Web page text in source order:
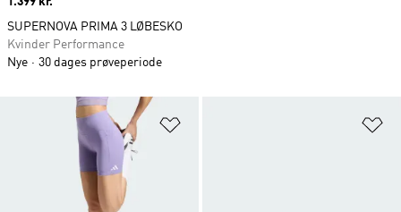
SUPERNOVA PRIMA 3 LØBESKO
Kvinder Performance
Nye
30 dages prøveperiode